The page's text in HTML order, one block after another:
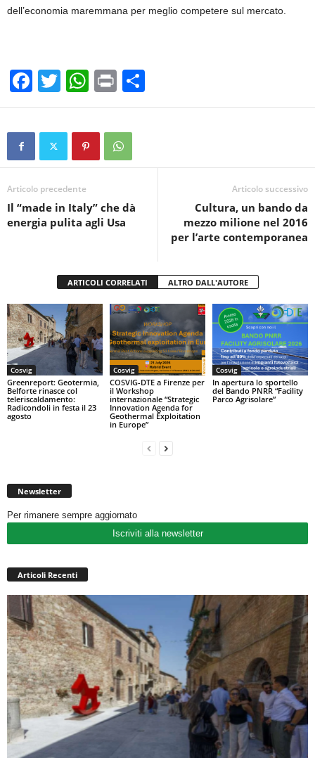
dell’economia maremmana per meglio competere sul mercato.
F
a
c
b
o
o
T
wi
tt
W
h
at
s
A
p
Pr
in
t
o
vi
Articolo precedente
Il “made in Italy” che dà
energia pulita agli Usa
Articolo successivo
Cultura, un bando da
mezzo milione nel 2016
per l’arte contemporanea
ARTICOLI CORRELATI ALTRO DALL'AUTORE
Cosvig
Greenreport: Geotermia,
Belforte rinasce col
teleriscaldamento:
Radicondoli in festa il 23
agosto
Cosvig
COSVIG-DTE a Firenze per
il Workshop
internazionale “Strategic
Innovation Agenda for
Geothermal Exploitation
in Europe”
Cosvig
In apertura lo sportello
del Bando PNRR “Facility
Parco Agrisolare”
Newsletter
Per rimanere sempre aggiornato
Iscriviti alla newsletter
Articoli Recenti